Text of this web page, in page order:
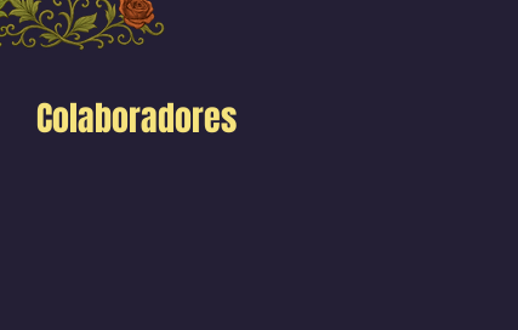
Colaboradores